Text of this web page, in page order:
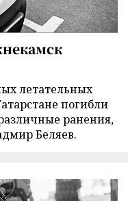
летательных
погибли
ранения,
Беляев.